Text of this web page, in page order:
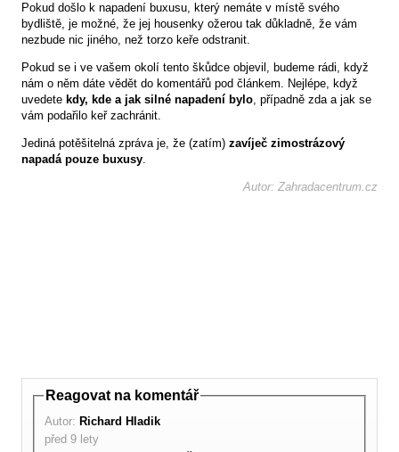
Pokud došlo k napadení buxusu, který nemáte v místě svého
bydliště, je možné, že jej housenky ožerou tak důkladně, že vám
nezbude nic jiného, než torzo keře odstranit.
Pokud se i ve vašem okolí tento škůdce objevil, budeme rádi, když
nám o něm dáte vědět do komentářů pod článkem. Nejlépe, když
uvedete kdy, kde a jak silné napadení bylo, případně zda a jak se
vám podařilo keř zachránit.
Jediná potěšitelná zpráva je, že (zatím) zavíječ zimostrázový
napadá pouze buxusy.
Autor: Zahradacentrum.cz
Reagovat na komentář
Autor: Richard Hladik
před 9 lety